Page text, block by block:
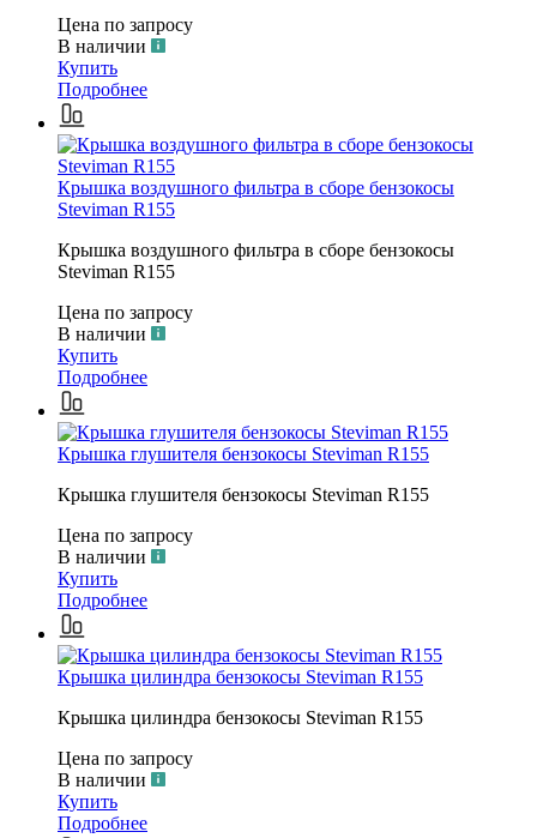
Цена по запросу
В наличии
Купить
Подробнее
Крышка воздушного фильтра в сборе бензокосы
Steviman R155
Крышка воздушного фильтра в сборе бензокосы
Steviman R155
Цена по запросу
В наличии
Купить
Подробнее
Крышка глушителя бензокосы Steviman R155
Крышка глушителя бензокосы Steviman R155
Цена по запросу
В наличии
Купить
Подробнее
Крышка цилиндра бензокосы Steviman R155
Крышка цилиндра бензокосы Steviman R155
Цена по запросу
В наличии
Купить
Подробнее